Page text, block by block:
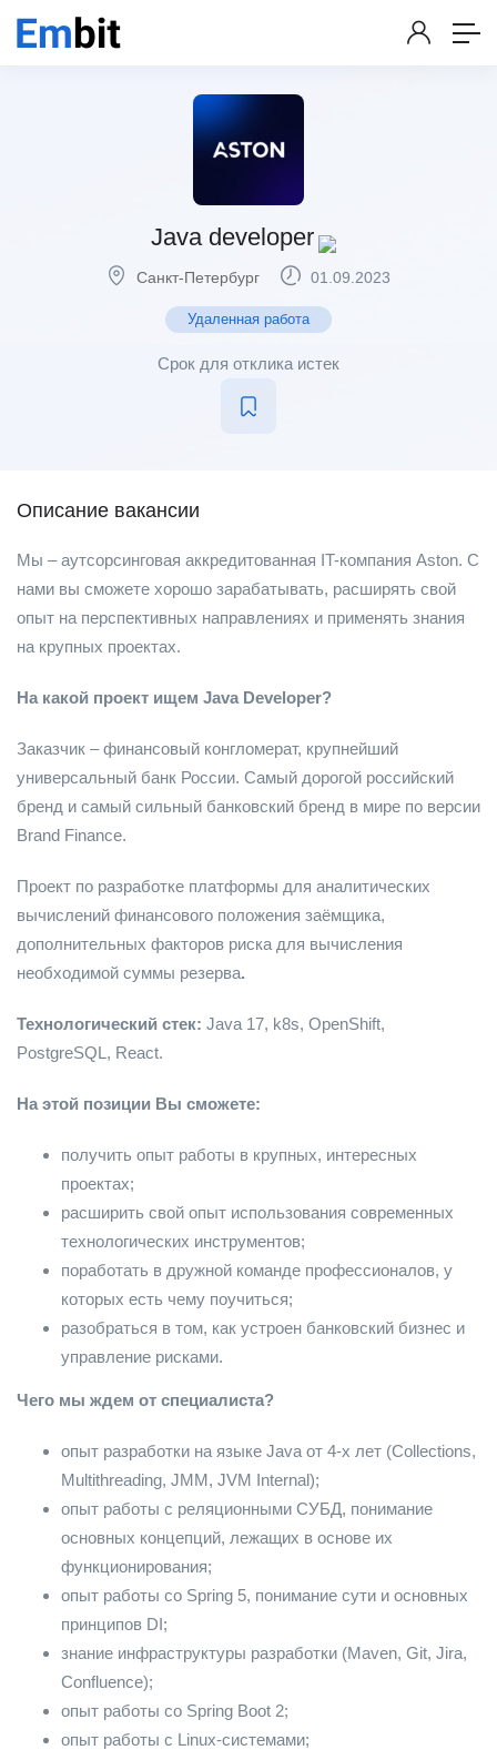
Java developer
Санкт-Петербург 01.09.2023
Удаленная работа
Срок для отклика истек
Описание вакансии
Мы – аутсорсинговая аккредитованная IT-компания Aston. С
нами вы сможете хорошо зарабатывать, расширять свой
опыт на перспективных направлениях и применять знания
на крупных проектах.
На какой проект ищем Java Developer?
Заказчик – финансовый конгломерат, крупнейший
универсальный банк России. Самый дорогой российский
бренд и самый сильный банковский бренд в мире по версии
Brand Finance.
Проект по разработке платформы для аналитических
вычислений финансового положения заёмщика,
дополнительных факторов риска для вычисления
необходимой суммы резерва.
Технологический стек: Java 17, k8s, OpenShift,
PostgreSQL, React.
На этой позиции Вы сможете:
получить опыт работы в крупных, интересных
проектах;
расширить свой опыт использования современных
технологических инструментов;
поработать в дружной команде профессионалов, у
которых есть чему поучиться;
разобраться в том, как устроен банковский бизнес и
управление рисками.
Чего мы ждем от специалиста?
опыт разработки на языке Java от 4-х лет (Collections,
Multithreading, JMM, JVM Internal);
опыт работы с реляционными СУБД, понимание
основных концепций, лежащих в основе их
функционирования;
опыт работы со Spring 5, понимание сути и основных
принципов DI;
знание инфраструктуры разработки (Maven, Git, Jira,
Confluence);
опыт работы со Spring Boot 2;
опыт работы с Linux-системами;